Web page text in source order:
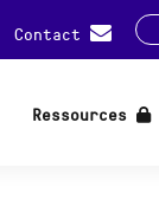
Contact
Ressources